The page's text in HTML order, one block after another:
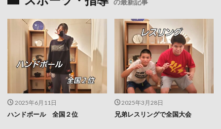
の最新記事
2025年6月11日
ハンドボール 全国２位
2025年3月28日
兄弟レスリングで全国大会